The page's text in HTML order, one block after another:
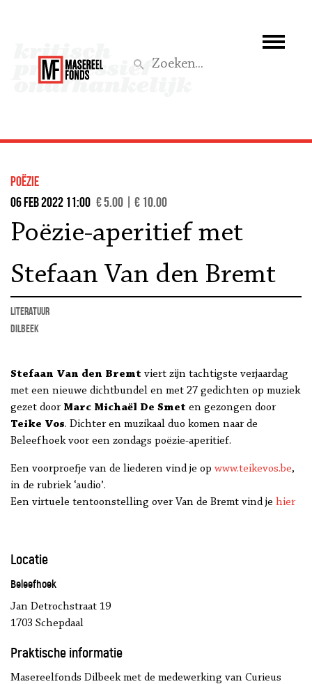
Wat we doen
Steun ons
Aktief
Poëzie
06 feb 2022 11:00 € 5.00 | € 10.00
Poëzie-aperitief met
Stefaan Van den Bremt
literatuur
Dilbeek
Stefaan Van den Bremt viert zijn tachtigste verjaardag
met een nieuwe dichtbundel en met 27 gedichten op muziek
gezet door Marc Michaël De Smet en gezongen door
Teike Vos. Dichter en muzikaal duo komen naar de
Beleefhoek voor een zondags poëzie-aperitief.
Een voorproefje van de liederen vind je op www.teikevos.be,
in de rubriek ‘audio’.
Een virtuele tentoonstelling over Van de Bremt vind je hier
Locatie
Beleefhoek
Jan Detrochstraat 19
1703 Schepdaal
Praktische informatie
Masereelfonds Dilbeek met de medewerking van Curieus